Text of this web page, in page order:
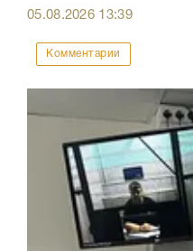
05.08.2026 13:39
Комментарии